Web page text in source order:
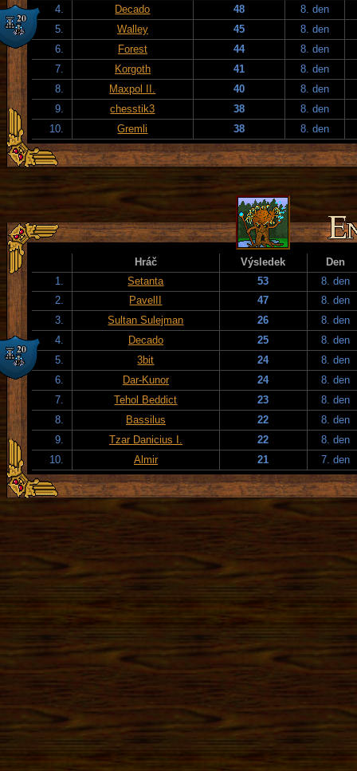
4.
Decado 48
8. den
5.
Walley 45
8. den
6.
Forest 44
8. den
7.
Korgoth 41
8. den
8.
Maxpol II. 40
8. den
9.
chesstik3 38
8. den
10.
Gremli 38 8. den
Hráč Výsledek
Den
1.
Setanta 53
8. den
2.
PavelII 47
8. den
3.
Sultan Sulejman 26
8. den
4.
Decado 25
8. den
5.
3bit 24
8. den
6.
Dar-Kunor 24
8. den
7.
Tehol Beddict 23
8. den
8.
Bassilus 22
8. den
9.
Tzar Danicius I. 22
8. den
10.
Almir 21 7. den